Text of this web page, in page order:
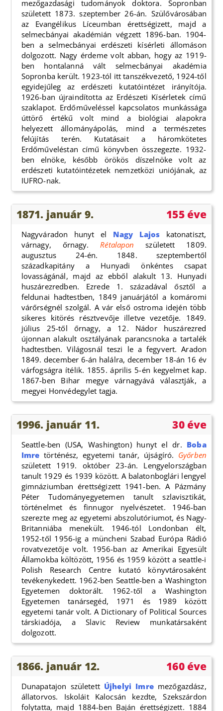
mezőgazdasági tudományok doktora. Sopronban
született 1873. szeptember 26-án. Szülővárosában
az Evangélikus Líceumban érettségizett, majd a
selmecbányai akadémián végzett 1896-ban. 1904-
ben a selmecbányai erdészeti kísérleti állomáson
dolgozott. Nagy érdeme volt abban, hogy az 1919-
ben hontalanná vált selmecbányai akadémia
Sopronba került. 1923-tól itt tanszékvezető, 1924-től
egyidejűleg az erdészeti kutatóintézet irányítója.
1926-ban újraindította az Erdészeti Kísérletek című
szaklapot. Erdőműveléssel kapcsolatos munkássága
úttörő értékű volt mind a biológiai alapokra
helyezett állományápolás, mind a természetes
felújítás terén. Kutatásait a háromkötetes
Erdőműveléstan című könyvben összegezte. 1932-
ben elnöke, később örökös díszelnöke volt az
erdészeti kutatóintézetek nemzetközi uniójának, az
IUFRO-nak.
1871. január 9. 155 éve
Nagyváradon hunyt el Nagy Lajos katonatiszt,
várnagy, őrnagy.Rétalapon született 1809.
augusztus 24-én. 1848. szeptembertől
századkapitány a Hunyadi önkéntes csapat
lovasságánál, majd az ebből alakult 13. Hunyadi
huszárezredben. Ezrede 1. századával ősztől a
feldunai hadtestben, 1849 januárjától a komáromi
várőrségnél szolgál. A vár első ostroma idején több
sikeres kitörés résztvevője illetve vezetője. 1849.
július 25-től őrnagy, a 12. Nádor huszárezred
újonnan alakult osztályának parancsnoka a tartalék
hadtestben. Világosnál teszi le a fegyvert. Aradon
1849. december 6-án halálra, december 18-án 16 év
várfogságra ítélik. 1855. április 5-én kegyelmet kap.
1867-ben Bihar megye várnagyává választják, a
megyei Honvédegylet tagja.
1996. január 11. 30 éve
Seattle-ben (USA, Washington) hunyt el dr. Boba
Imre történész, egyetemi tanár, újságíró. Győrben
született 1919. október 23-án. Lengyelországban
tanult 1929 és 1939 között. A balatonboglári lengyel
gimnáziumban érettségizett 1941-ben. A Pázmány
Péter Tudományegyetemen tanult szlavisztikát,
történelmet és finnugor nyelvészetet. 1946-ban
szerezte meg az egyetemi abszolutóriumot, és Nagy-
Britanniába menekült. 1946-tól Londonban élt,
1952-től 1956-ig a müncheni Szabad Európa Rádió
rovatvezetője volt. 1956-ban az Amerikai Egyesült
Államokba költözött, 1956 és 1959 között a seattle-i
Polish Research Centre kutató könyvtárosaként
tevékenykedett. 1962-ben Seattle-ben a Washington
Egyetemen doktorált. 1962-től a Washington
Egyetemen tanársegéd, 1971 és 1989 között
egyetemi tanár volt. A Dictionary of Political Sources
társkiadója, a Slavic Review munkatársaként
dolgozott.
1866. január 12. 160 éve
Dunapatajon született Újhelyi Imremezőgazdász,
állatorvos. Iskoláit Kalocsán kezdte, Szekszárdon
folytatta, majd 1884-ben Baján érettségizett. 1884